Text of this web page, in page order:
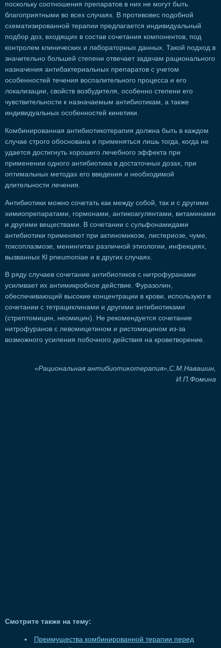
поскольку соотношения препаратов в них не могут быть
благоприятными во всех случаях. В противовес подобной
схематизированной терапии предлагается индивидуальный
подбор доз, входящих в состав сочетания компонентов, под
контролем клинических и лабораторных данных. Такой подход в
значительно большей степени отвечает задачам рационального
назначения антибактериальных препаратов с учетом
особенностей течения воспалительного процесса и его
локализации, свойств возбудителя, особенно степени его
чувствительности к назначаемым антибиотикам, а также
индивидуальных особенностей кинетики.
Комбинированная антибиотикотерапия должна быть в каждом
случае строго обоснована и применяться лишь тогда, когда не
удается достигнуть хорошего лечебного эффекта при
применении одного антибиотика в достаточных дозах, при
оптимальных методах его введения и необходимой
длительности лечения.
Антибиотики можно сочетать как между собой, так и с другими
химиопрепаратами, гормонами, антикоагулянтами, витаминами
и другими веществами. В сочетании с сульфонамидами
антибиотики применяют при актиномикозе, листериозе, чуме,
токсоплазмозе, менингитах различной этиологии, инфекциях,
вызванных Кl pneumoniae и в других случаях.
В ряду случаев сочетание антибиотиков с нитрофуранами
усиливает их антимикробное действие. Фуразолин,
обеспечивающий высокие концентрации в крови, используют в
сочетании с тетрациклинами и другими антибиотиками
(стрептомицин, неомицин). Не рекомендуется сочетание
нитрофуранов с левомицетином и ристомицином из-за
возможного усиления побочного действия на кроветворение.
«Рациональная антибиотикотерапия»,С.М.Навашин,
И.П.Фомина
Смотрите также на тему:
Преимущества комбинированной терапии перед